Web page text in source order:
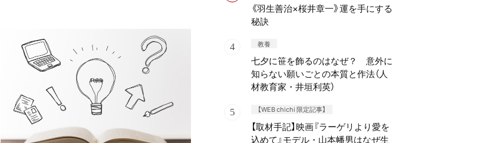
《羽生善治×桜井章一》運を手にする
秘訣
教養
七夕に笹を飾るのはなぜ？ 意外に
知らない願いごとの本質と作法（人
材教育家・井垣利英）
【WEB chichi 限定記事】
【取材手記】映画『ラーゲリより愛を
込めて』モデル・山本幡男はなぜ生